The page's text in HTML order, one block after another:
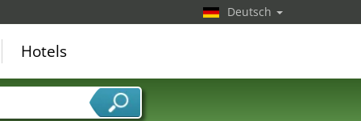
7
8
Deutsch
Hotels